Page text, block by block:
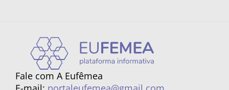
Fale com A Eufêmea